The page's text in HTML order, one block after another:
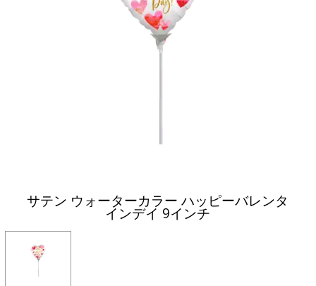
サテン ウォーターカラー ハッピーバレンタ
インデイ 9インチ